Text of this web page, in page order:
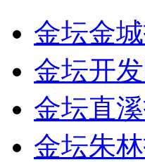
金坛金
金坛开
金坛直
金坛朱